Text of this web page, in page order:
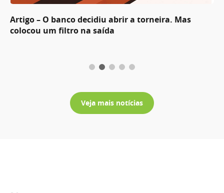
Artigo – O banco decidiu abrir a torneira. Mas
colocou um filtro na saída
Veja mais notícias